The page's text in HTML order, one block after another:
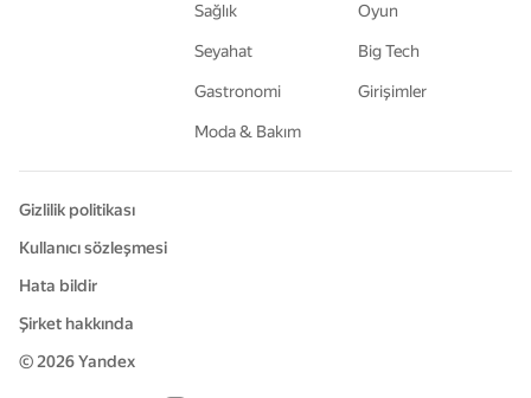
Sağlık
Seyahat
Gastronomi
Moda & Bakım
Oyun
Big Tech
Girişimler
© 2026Yandex
Gizlilik politikası
Kullanıcı sözleşmesi
Hata bildir
Şirket hakkında